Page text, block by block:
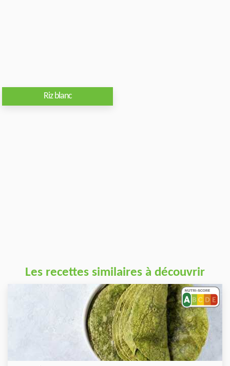
Riz blanc
Les recettes similaires à découvrir